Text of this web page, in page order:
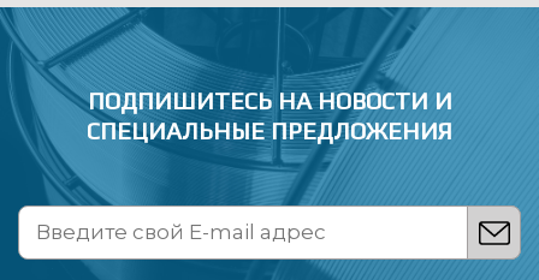
ПОДПИШИТЕСЬ НА НОВОСТИ И
СПЕЦИАЛЬНЫЕ ПРЕДЛОЖЕНИЯ